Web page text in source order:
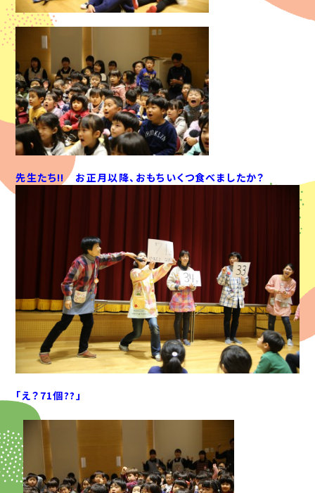
先生たち!! お正月以降、おもちいくつ食べましたか？
「え？71個??」